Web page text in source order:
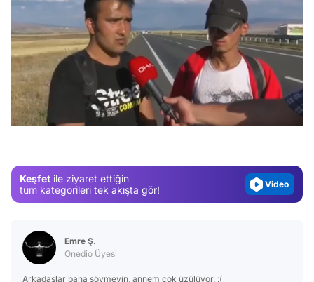
Keşfet ile ziyaret ettiğin
tüm kategorileri tek akışta gör!
Video
Test
Video
Emre Ş.
Onedio Üyesi
Arkadaşlar bana sövmeyin, annem çok üzülüyor. :(